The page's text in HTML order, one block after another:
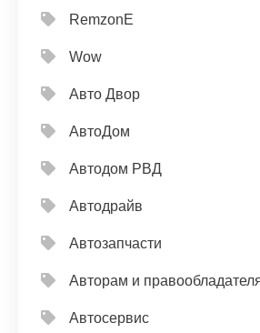
RemzonE
Wow
Авто Двор
АвтоДом
Автодом РВД
Автодрайв
Автозапчасти
Авторам и
Автосервис